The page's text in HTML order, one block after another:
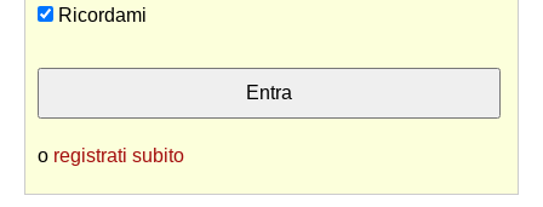
Ricordami
o registrati subito